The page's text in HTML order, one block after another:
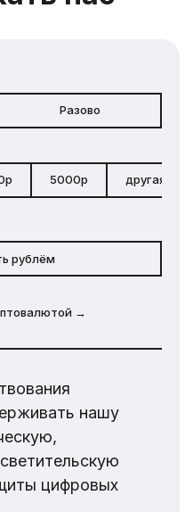
Разово
5000р другая
рублём
→
нашу
цифровых